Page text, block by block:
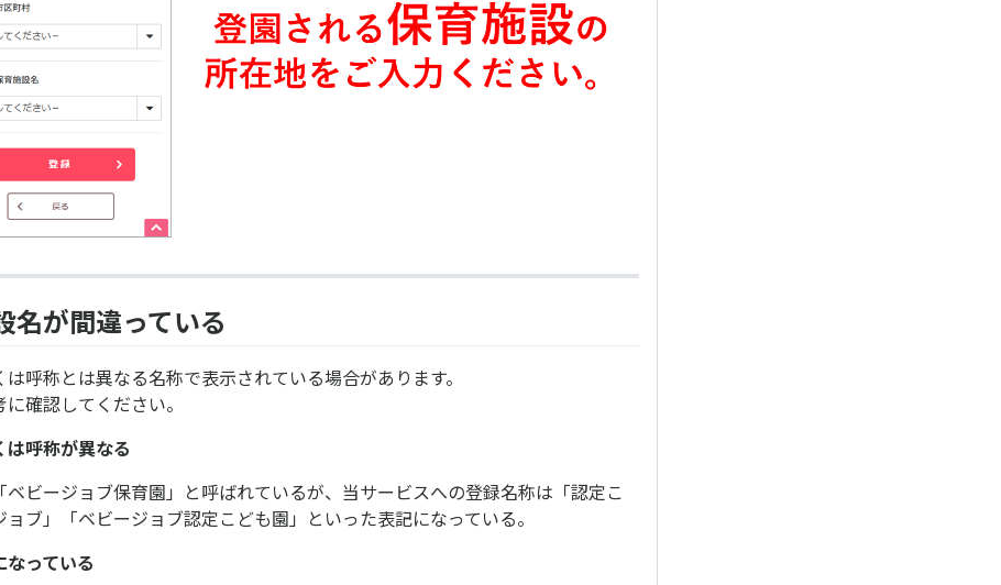
が間違っている
呼称とは異なる名称で表示されている場合があります。
確認してください。
呼称が異なる
ベビージョブ保育園」と呼ばれているが、当サービスへの登録名称は「認定こ
ョブ」「ベビージョブ認定こども園」といった表記になっている。
っている